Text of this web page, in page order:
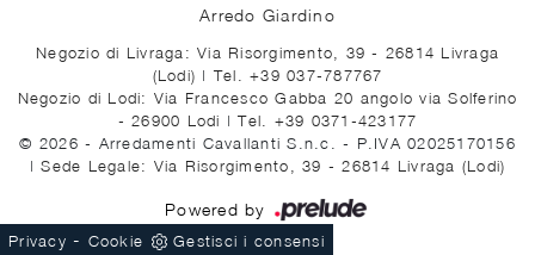
Arredo Giardino
Negozio di Livraga: Via Risorgimento, 39 - 26814 Livraga
(Lodi) | Tel. +39 037-787767
Negozio di Lodi: Via Francesco Gabba 20 angolo via Solferino
- 26900 Lodi |Tel. +39 0371-423177
© 2026 - Arredamenti Cavallanti S.n.c. - P.IVA 02025170156
|Sede Legale: Via Risorgimento, 39 - 26814 Livraga (Lodi)
Powered by
Privacy - Cookie Gestisci i consensi